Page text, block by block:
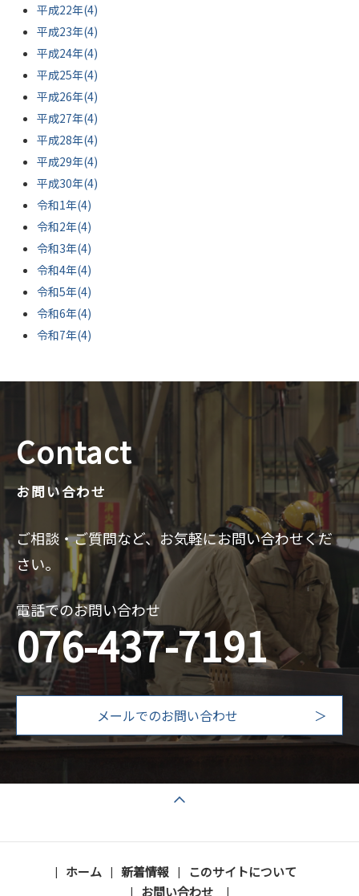
平成22年(4)
平成23年(4)
平成24年(4)
平成25年(4)
平成26年(4)
平成27年(4)
平成28年(4)
平成29年(4)
平成30年(4)
令和1年(4)
令和2年(4)
令和3年(4)
令和4年(4)
令和5年(4)
令和6年(4)
令和7年(4)
Contact
お問い合わせ
ご相談・ご質問など、お気軽にお問い合わせくだ
さい。
電話でのお問い合わせ
076-437-7191
メールでのお問い合わせ
ホーム 新着情報
このサイトについて
お問い合わせ